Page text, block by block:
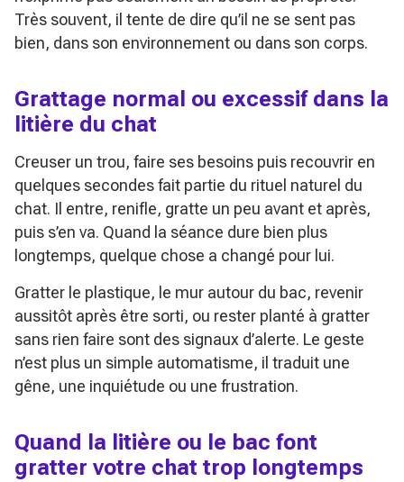
Très souvent, il tente de dire qu’il ne se sent pas
bien, dans son environnement ou dans son corps.
Grattage normal ou excessif dans la
litière du chat
Creuser un trou, faire ses besoins puis recouvrir en
quelques secondes fait partie du rituel naturel du
chat. Il entre, renifle, gratte un peu avant et après,
puis s’en va. Quand la séance dure bien plus
longtemps, quelque chose a changé pour lui.
Gratter le plastique, le mur autour du bac, revenir
aussitôt après être sorti, ou rester planté à gratter
sans rien faire sont des signaux d’alerte. Le geste
n’est plus un simple automatisme, il traduit une
gêne, une inquiétude ou une frustration.
Quand la litière ou le bac font
gratter votre chat trop longtemps